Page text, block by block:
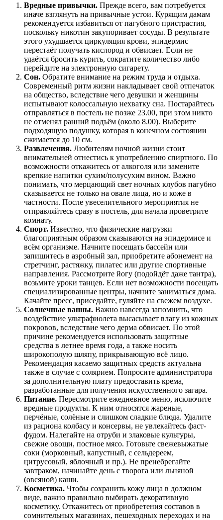
Вредные привычки. Прежде всего, вам потребуется
иначе взглянуть на привычные устои. Курящим дамам
рекомендуется избавиться от пагубного пристрастия,
поскольку никотин закупоривает сосуды. В результате
этого ухудшается циркуляция крови, эпидермис
перестаёт получать кислород и обвисает. Если не
удаётся бросить курить, сократите количество либо
перейдите на электронную сигарету.
Сон. Обратите внимание на режим труда и отдыха.
Современный ритм жизни накладывает свой отпечаток
на общество, вследствие чего девушки и женщины
испытывают колоссальную нехватку сна. Постарайтесь
отправляться в постель не позже 23.00, при этом никто
не отменял ранний подъём (около 8.00). Выберите
подходящую подушку, которая в конечном состоянии
сжимается до 10 см.
Развлечения. Любителям ночной жизни стоит
внимательней отнестись к употреблению спиртного. По
возможности откажитесь от алкоголя или замените
крепкие напитки сухим/полусухим вином. Важно
понимать, что мерцающий свет ночных клубов пагубно
сказывается не только на овале лица, но и коже в
частности. После увеселительного мероприятия не
отправляйтесь сразу в постель, для начала проветрите
комнату.
Спорт. Известно, что физические нагрузки
благоприятным образом сказываются на эпидермисе и
всём организме. Начните посещать бассейн или
запишитесь в аэробный зал, приобретите абонемент на
стретчинг, растяжку, пилатес или другие спортивные
направления. Рассмотрите йогу (подойдёт даже тантра),
возьмите уроки танцев. Если нет возможности посещать
специализированные центры, начните заниматься дома.
Качайте пресс, приседайте, гуляйте на свежем воздухе.
Солнечные ванны. Важно навсегда запомнить, что
воздействие ультрафиолета высасывает влагу из кожных
покровов, вследствие чего дерма обвисает. По этой
причине рекомендуется использовать защитные
средства в летнее время года, а также носить
широкополую шляпу, прикрывающую всё лицо.
Рекомендация касаемо защитных средств актуальна
также в случае с солярием. Попросите администратора
за дополнительную плату предоставить крема,
разработанные для получения искусственного загара.
Питание. Пересмотрите ежедневное меню, исключите
вредные продукты. К ним относятся жареные,
перчёные, солёные и слишком сладкие блюда. Удалите
из рациона колбасу и консервы, не увлекайтесь фаст-
фудом. Налегайте на отруби и злаковые культуры,
свежие овощи, постное мясо. Готовьте свежевыжатые
соки (морковный, капустный, с сельдереем,
цитрусовый, яблочный и пр.). Не пренебрегайте
завтраком, начинайте день с творога или льняной
(овсяной) каши.
Косметика. Чтобы сохранить кожу лица в должном
виде, важно правильно выбирать декоративную
косметику. Откажитесь от приобретения составов в
сомнительных магазинах, пешеходных переходах и на